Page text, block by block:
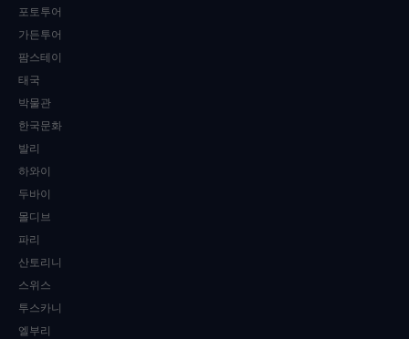
포토투어
가든투어
팜스테이
태국
박물관
한국문화
발리
하와이
두바이
몰디브
파리
산토리니
스위스
투스카니
엘부리